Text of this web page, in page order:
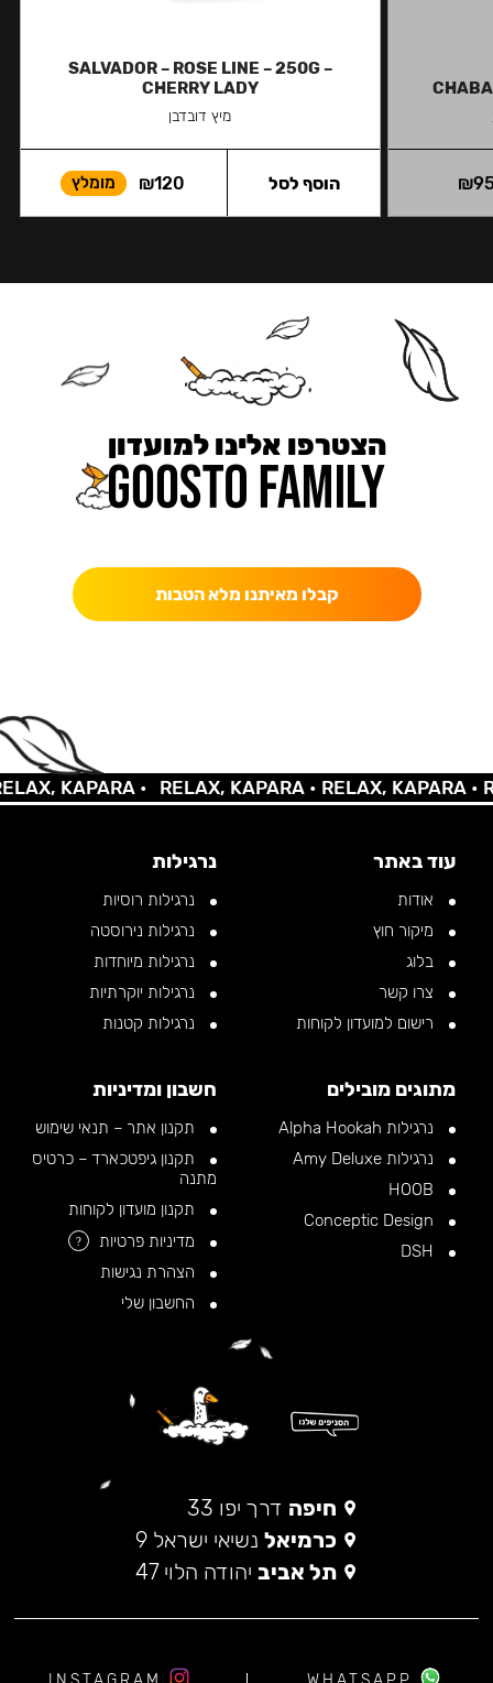
₪
SALVADOR – ROSE LINE – 250G –
CHERRY LADY
מיץ דובדבן
₪120 מומלץ הוסף לסל
הצטרפו אלינו למועדון
קבלו מאיתנו מלא הטבות
KAPARA • RELAX, KAPARA •RELAX, KAPARA •
עוד באתר
אודות
מיקור חוץ
בלוג
צרו קשר
רישום למועדון לקוחות
נרגילות
נרגילות רוסיות
נרגילות נירוסטה
נרגילות מיוחדות
נרגילות יוקרתיות
נרגילות קטנות
מתוגים מובילים
נרגילות Alpha Hookah
נרגילות Amy Deluxe
חשבון ומדיניות
תקנון אתר – תנאי שימוש
תקנון גיפטכארד – כרטיס
מתנה
תקנון מועדון לקוחות
מדיניות פרטיות
?
הצהרת נגישות
החשבון שלי
חיפה דרך יפו 33
כרמיאל נשיאי ישראל 9
תל אביב יהודה הלוי 47